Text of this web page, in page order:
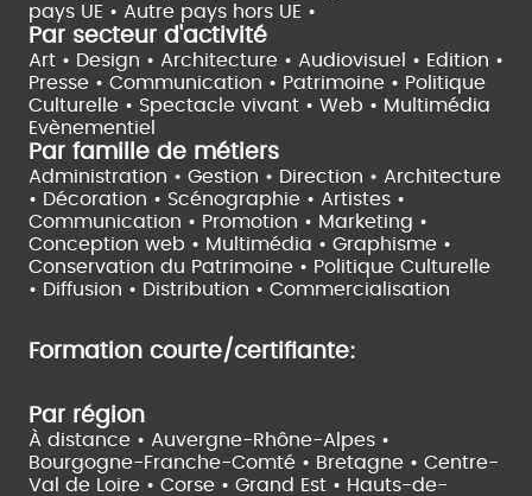
pays UE • Autre pays hors UE •
Par secteur d'activité
Art • Design • Architecture • Audiovisuel • Edition •
Presse • Communication • Patrimoine • Politique
Culturelle • Spectacle vivant • Web • Multimédia
Evènementiel
Par famille de métiers
Administration • Gestion • Direction • Architecture
• Décoration • Scénographie • Artistes •
Communication • Promotion • Marketing •
Conception web • Multimédia • Graphisme •
Conservation du Patrimoine • Politique Culturelle
• Diffusion • Distribution • Commercialisation
Formation courte/certifiante:
Par région
À distance • Auvergne-Rhône-Alpes •
Bourgogne-Franche-Comté • Bretagne • Centre-
Val de Loire • Corse • Grand Est • Hauts-de-